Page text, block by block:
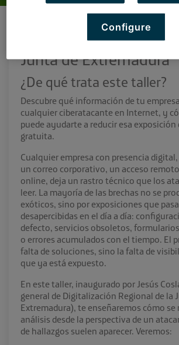
CIBEREXT, la
Ciberseguridad
Junta de Extremadura
¿De qué trata este taller?
Descubre qué información de tu
cualquier ciberatacante en Internet, y
puede ayudarte a reducir esa exposición
gratuita.
Cualquier empresa con presencia
un correo corporativo, un acceso
online, deja un rastro técnico que los
leer. La mayoría de las brechas no se
exóticos, sino por exposiciones que
desapercibidas en el día a día:
defecto, servicios obsoletos,
o errores acumulados con el tiempo. El
falta de soluciones, sino la falta de
que ya está expuesto.
En este taller, inaugurado por Jesús
general de Digitalización Regional de la
Extremadura), te enseñaremos cómo se
análisis desde la perspectiva de un
de hallazgos suelen aparecer. Veremos:
Configure